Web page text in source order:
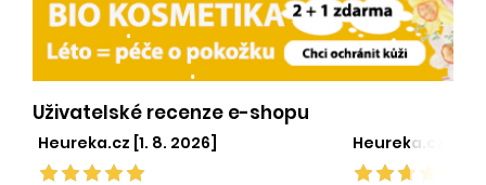
Uživatelské recenze e-shopu
Heureka.cz [1. 8. 2026] Heureka.cz [29.